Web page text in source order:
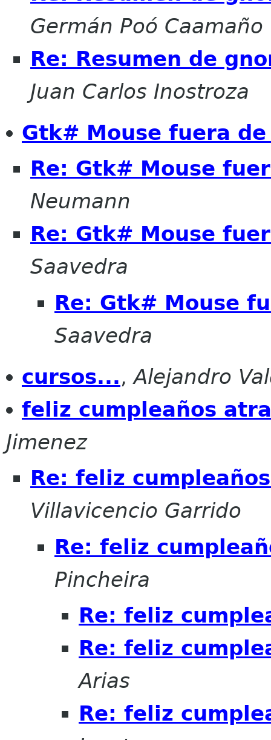
Germán Poó Caamaño
Re: Resumen de
Juan Carlos Inostroza
Gtk# Mouse fuera
Re: Gtk# Mouse
Neumann
Re: Gtk# Mouse
Saavedra
Re: Gtk# Mouse
Saavedra
cursos...,Alejandro
feliz cumpleaños
Jimenez
Re: feliz
Villavicencio Garrido
Re: feliz
Pincheira
Re: feliz
Re: feliz
Arias
Re: feliz